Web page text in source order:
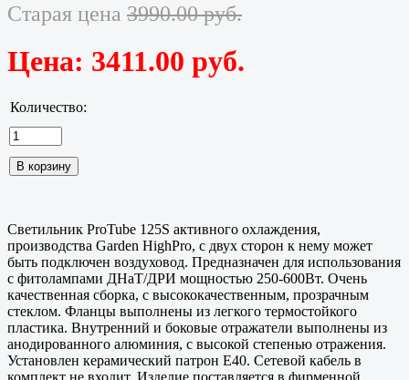
Старая цена 3990.00 руб.
Цена: 3411.00 руб.
Количество:
Светильник ProTube 125S активного охлаждения,
производства Garden HighPro, с двух сторон к нему может
быть подключен воздуховод. Предназначен для использования
с фитолампами ДНаТ/ДРИ мощностью 250-600Вт. Очень
качественная сборка, с высококачественным, прозрачным
стеклом. Фланцы выполнены из легкого термостойкого
пластика. Внутренний и боковые отражатели выполнены из
анодированного алюминия, с высокой степенью отражения.
Установлен керамический патрон Е40. Сетевой кабель в
комплект не входит. Изделие поставляется в фирменной